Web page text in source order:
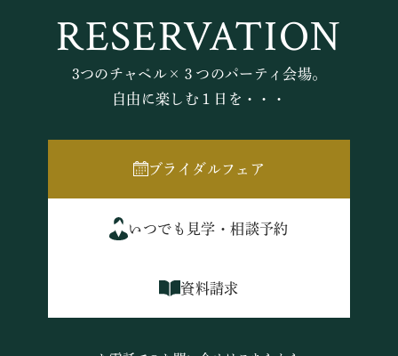
RESERVATION
3つのチャペル×３つのパーティ会場。
自由に楽しむ１日を・・・
ブライダルフェア
いつでも見学・相談予約
資料請求